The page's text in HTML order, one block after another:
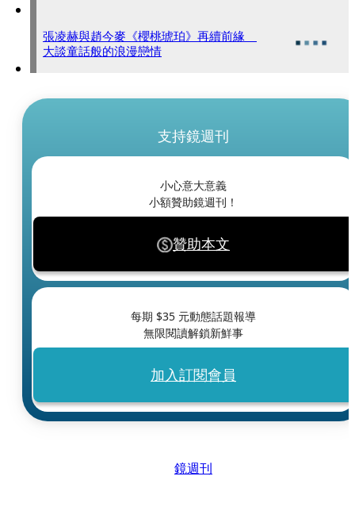
張凌赫與趙今麥《櫻桃琥珀》再續前緣
大談童話般的浪漫戀情
支持鏡週刊
小心意大意義
小額贊助鏡週刊！
贊助本文
每期 $35 元動態話題報導
無限閱讀解鎖新鮮事
加入訂閱會員
鏡週刊